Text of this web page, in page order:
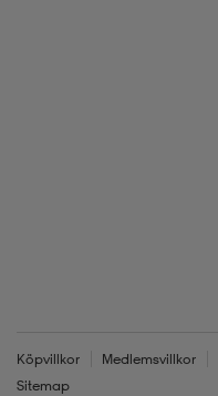
Köpvillkor Medlemsvillkor
Sitemap